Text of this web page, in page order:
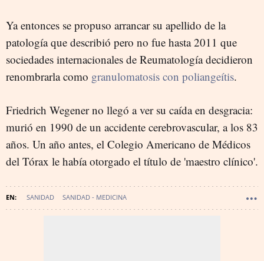
Ya entonces se propuso arrancar su apellido de la
patología que describió pero no fue hasta 2011 que
sociedades internacionales de Reumatología decidieron
renombrarla como granulomatosis con poliangeítis.
Friedrich Wegener no llegó a ver su caída en desgracia:
murió en 1990 de un accidente cerebrovascular, a los 83
años. Un año antes, el Colegio Americano de Médicos
del Tórax le había otorgado el título de 'maestro clínico'.
SANIDAD SANIDAD - MEDICINA